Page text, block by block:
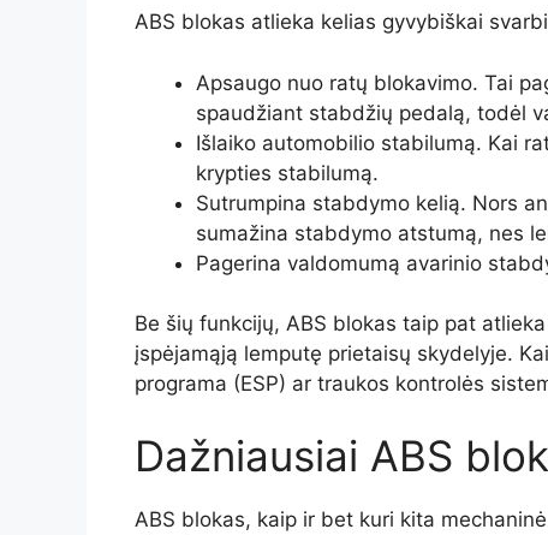
ABS blokas atlieka kelias gyvybiškai
Apsaugo nuo ratų blokavimo. Tai
spaudžiant stabdžių pedalą, todėl
Išlaiko automobilio stabilumą. Kai
krypties stabilumą.
Sutrumpina stabdymo kelią. Nors
sumažina stabdymo atstumą, nes
Pagerina valdomumą avarinio
Be šių funkcijų, ABS blokas taip pat
įspėjamąją lemputę prietaisų skydelyje.
programa (ESP) ar traukos kontrolės
Dažniausiai ABS
ABS blokas, kaip ir bet kuri kita